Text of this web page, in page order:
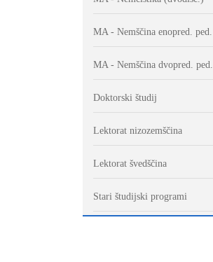
MA - Nemščina enopred. ped.
MA - Nemščina dvopred. ped.
Doktorski študij
Lektorat nizozemščina
Lektorat švedščina
Stari študijski programi